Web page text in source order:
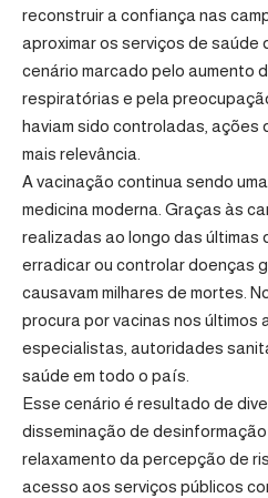
reconstruir a confiança nas
aproximar os serviços de saúde
cenário marcado pelo aumento
respiratórias e pela
haviam sido controladas, ações
mais relevância.
A vacinação continua sendo
medicina moderna. Graças às
realizadas ao longo das últimas
erradicar ou controlar doenças
causavam milhares de mortes.
procura por vacinas nos últimos
especialistas, autoridades
saúde em todo o país.
Esse cenário é resultado de
disseminação de
relaxamento da percepção de
acesso aos serviços públicos